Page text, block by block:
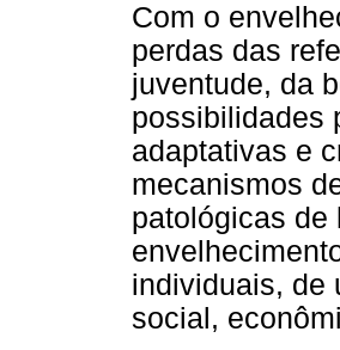
Com o
perdas das
juventude, da
possibilidades
adaptativas e
mecanismos
patológicas de
individuais, de
social,